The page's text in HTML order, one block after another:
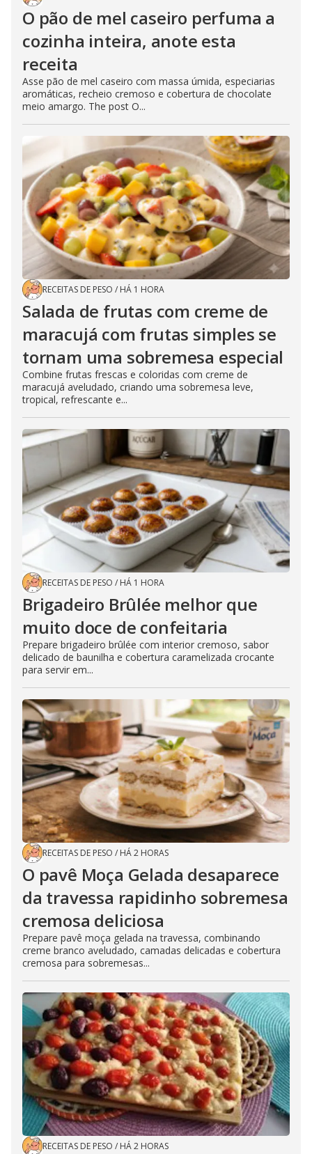
O pão de mel caseiro perfuma a
cozinha inteira, anote esta
receita
Asse pão de mel caseiro com massa úmida, especiarias
aromáticas, recheio cremoso e cobertura de chocolate
meio amargo. The post O...
RECEITAS DE PESO / HÁ 1 HORA
Salada de frutas com creme de
maracujá com frutas simples se
tornam uma sobremesa especial
Combine frutas frescas e coloridas com creme de
maracujá aveludado, criando uma sobremesa leve,
tropical, refrescante e...
RECEITAS DE PESO / HÁ 1 HORA
Brigadeiro Brûlée melhor que
muito doce de confeitaria
Prepare brigadeiro brûlée com interior cremoso, sabor
delicado de baunilha e cobertura caramelizada crocante
para servir em...
RECEITAS DE PESO / HÁ 2 HORAS
O pavê Moça Gelada desaparece
da travessa rapidinho sobremesa
cremosa deliciosa
Prepare pavê moça gelada na travessa, combinando
creme branco aveludado, camadas delicadas e cobertura
cremosa para sobremesas...
RECEITAS DE PESO / HÁ 2 HORAS